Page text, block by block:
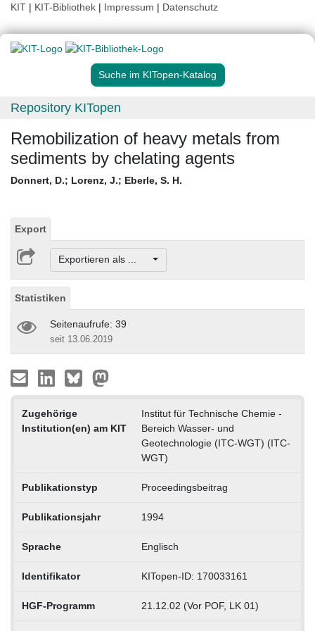
KIT | KIT-Bibliothek | Impressum | Datenschutz
Suche im KITopen-Katalog
Repository KITopen
Remobilization of heavy metals from
sediments by chelating agents
Donnert, D.; Lorenz, J.; Eberle, S. H.
Export
Exportieren als ...
Statistiken
Seitenaufrufe: 39
seit 13.06.2019
Zugehörige
Institution(en) am KIT
Institut für Technische Chemie -
Bereich Wasser- und
Geotechnologie (ITC-WGT) (ITC-
WGT)
Publikationstyp Proceedingsbeitrag
Publikationsjahr 1994
Sprache Englisch
Identifikator KITopen-ID: 170033161
HGF-Programm 21.12.02 (Vor POF, LK 01)